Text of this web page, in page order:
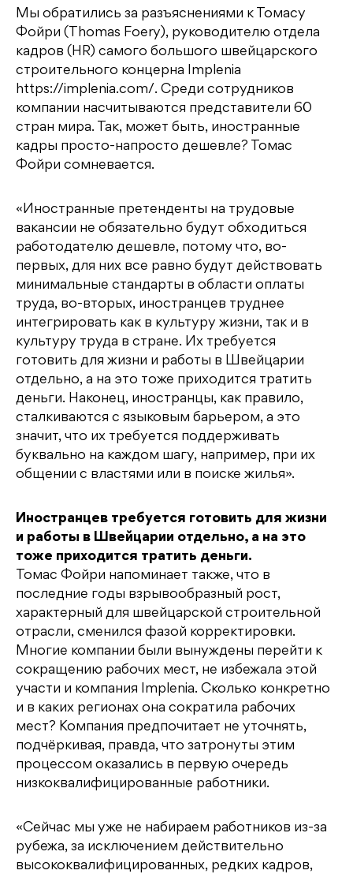
Мы обратились за разъяснениями к Томасу
Фойри (Thomas Foery), руководителю отдела
кадров (HR) самого большого швейцарского
строительного концерна Implenia
https://implenia.com/. Среди сотрудников
компании насчитываются представители 60
стран мира. Так, может быть, иностранные
кадры просто-напросто дешевле? Томас
Фойри сомневается.
«Иностранные претенденты на трудовые
вакансии не обязательно будут обходиться
работодателю дешевле, потому что, во-
первых, для них все равно будут действовать
минимальные стандарты в области оплаты
труда, во-вторых, иностранцев труднее
интегрировать как в культуру жизни, так и в
культуру труда в стране. Их требуется
готовить для жизни и работы в Швейцарии
отдельно, а на это тоже приходится тратить
деньги. Наконец, иностранцы, как правило,
сталкиваются с языковым барьером, а это
значит, что их требуется поддерживать
буквально на каждом шагу, например, при их
общении с властями или в поиске жилья».
Иностранцев требуется готовить для жизни
и работы в Швейцарии отдельно, а на это
тоже приходится тратить деньги.
Томас Фойри напоминает также, что в
последние годы взрывообразный рост,
характерный для швейцарской строительной
отрасли, сменился фазой корректировки.
Многие компании были вынуждены перейти к
сокращению рабочих мест, не избежала этой
участи и компания Implenia. Сколько конкретно
и в каких регионах она сократила рабочих
мест? Компания предпочитает не уточнять,
подчёркивая, правда, что затронуты этим
процессом оказались в первую очередь
низкоквалифицированные работники.
«Сейчас мы уже не набираем работников из-за
рубежа, за исключением действительно
высококвалифицированных, редких кадров,